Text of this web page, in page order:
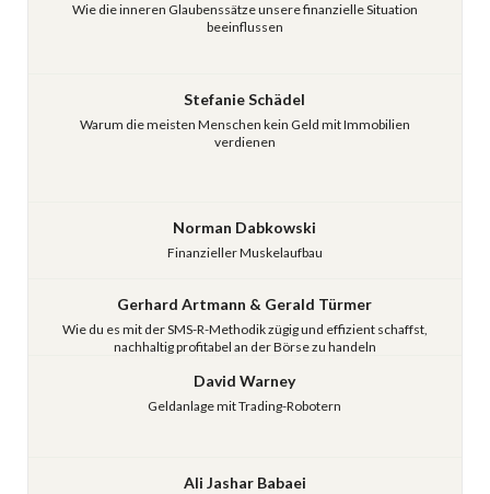
Wie die inneren Glaubenssätze unsere finanzielle Situation
beeinflussen
Stefanie Schädel
Warum die meisten Menschen kein Geld mit Immobilien
verdienen
Norman Dabkowski
Finanzieller Muskelaufbau
Gerhard Artmann & Gerald Türmer
Wie du es mit der SMS-R-Methodik zügig und effizient schaffst,
nachhaltig profitabel an der Börse zu handeln
David Warney
Geldanlage mit Trading-Robotern
Ali Jashar Babaei